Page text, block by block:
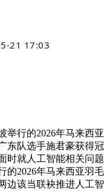
21 17:03
行的2026年马来西亚
东队选手施君豪获得冠
时就人工智能相关问题
的2026年马来西亚羽毛
边该当联袂推进人工智